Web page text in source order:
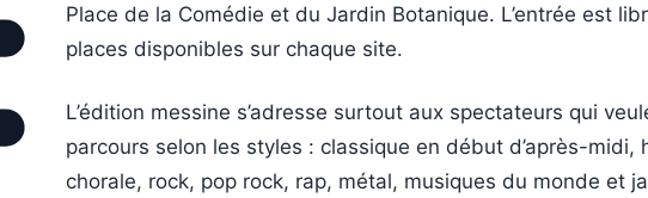
Place de la Comédie et du Jardin Botanique. L’entrée est
places disponibles sur chaque site.
L’édition messine s’adresse surtout aux spectateurs qui
parcours selon les styles : classique en début d’après-midi,
chorale, rock, pop rock, rap, métal, musiques du monde et